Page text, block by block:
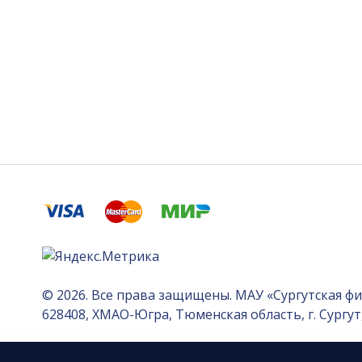
© 2026. Все права защищены. МАУ «Сургутская
628408, ХМАО-Югра, Тюменская область, г.